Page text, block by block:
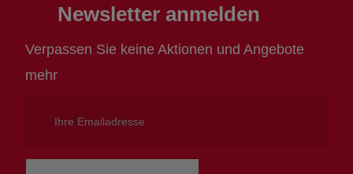
Newsletter anmelden
Verpassen Sie keine Aktionen und Angebote
mehr
Emailadresse